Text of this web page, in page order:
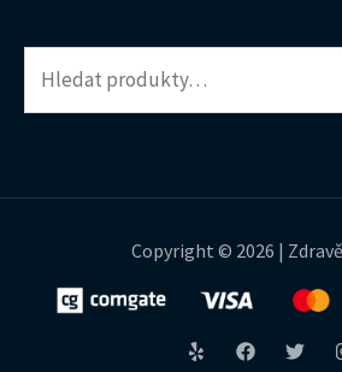
Copyright © 2026 |